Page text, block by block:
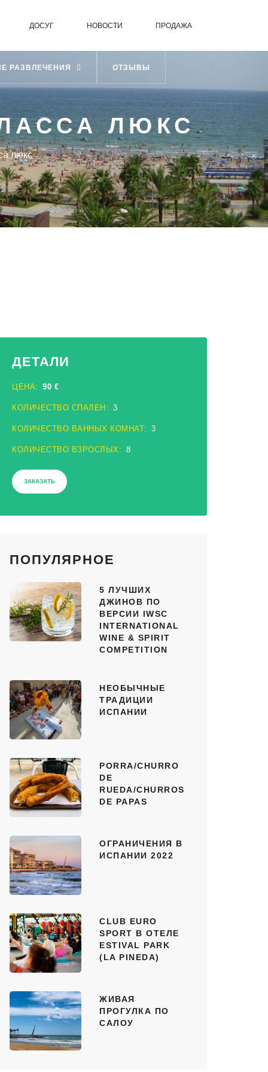
ДОСУГ НОВОСТИ ПРОДАЖА
ЛЮКС
люкс
РАЗВЛЕЧЕНИЯ ОТЗЫВЫ
ДЕТАЛИ
ЦЕНА: 90 €
КОЛИЧЕСТВО СПАЛЕН: 3
КОЛИЧЕСТВО ВАННЫХ КОМНАТ: 3
КОЛИЧЕСТВО ВЗРОСЛЫХ: 8
ЗАКАЗАТЬ
ПОПУЛЯРНОЕ
5 ЛУЧШИХ
ДЖИНОВ ПО
ВЕРСИИ IWSC
INTERNATIONAL
WINE & SPIRIT
COMPETITION
НЕОБЫЧНЫЕ
ТРАДИЦИИ
ИСПАНИИ
PORRA/CHURRO
DE
RUEDA/CHURROS
DE PAPAS
ОГРАНИЧЕНИЯ В
ИСПАНИИ 2022
CLUB EURO
SPORT В ОТЕЛЕ
ESTIVAL PARK
(LA PINEDA)
ЖИВАЯ
ПРОГУЛКА ПО
САЛОУ